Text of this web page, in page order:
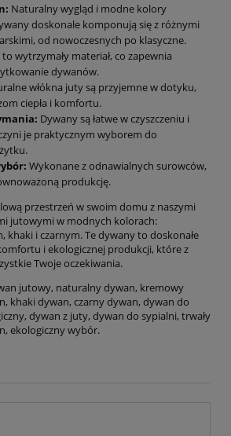
Naturalny wygląd i modne kolory
doskonale komponują się z różnymi
od nowoczesnych po klasyczne.
to wytrzymały materiał, co zapewnia
dywanów.
włókna juty są przyjemne w dotyku,
ciepła i komfortu.
Dywany są łatwe w czyszczeniu i
je praktycznym wyborem do
Wykonane z odnawialnych surowców,
produkcję.
przestrzeń w swoim domu z naszymi
jutowymi w modnych kolorach:
khaki i czarnym. Te dywany to doskonałe
i ekologicznej produkcji, które z
Twoje oczekiwania.
jutowy, naturalny dywan, kremowy
khaki dywan, czarny dywan, dywan do
dywan z juty, dywan do sypialni, trwały
ekologiczny wybór.